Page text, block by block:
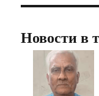
Новости в